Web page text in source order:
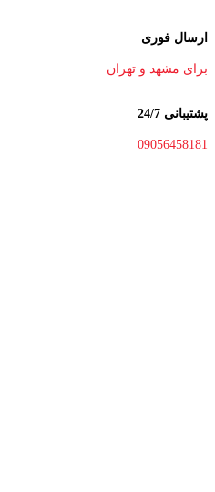
ارسال فوری
برای مشهد و تهران
پشتیبانی 24/7
09056458181